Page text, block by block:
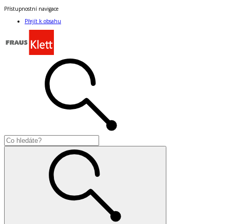
Přístupnostní navigace
Přejít k obsahu